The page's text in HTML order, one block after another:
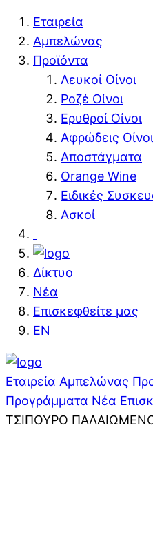
Εταιρεία
Αμπελώνας
Προϊόντα
Λευκοί Οίνοι
Ροζέ Οίνοι
Ερυθροί Οίνοι
Aφρώδεις Oίνοι
Αποστάγματα
Orange Wine
Ειδικές
Ασκοί
Δίκτυο
Νέα
Επισκεφθείτε μας
EN
Εταιρεία Αμπελώνας
Προγράμματα Νέα
ΤΣΙΠΟΥΡΟ